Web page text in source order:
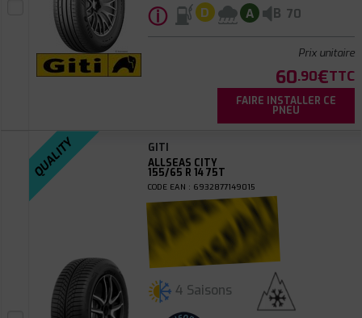
ⓘ D A B 70
Prix unitaire
60.90€TTC
FAIRE INSTALLER CE
PNEU
QUALITY
GITI
ALLSEAS CITY
155/65 R 14 75T
CODE EAN : 6932877149015
4 Saisons